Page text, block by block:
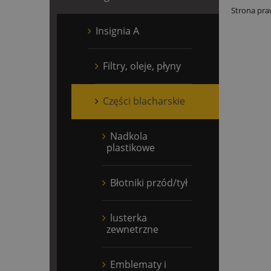
Insignia A
Filtry, oleje, płyny
Części blacharskie
Nadkola
plastikowe
Błotniki przód/tył
lusterka
zewnetrzne
Emblematy i
Strona